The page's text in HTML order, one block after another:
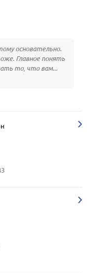
основательно.
Главное понять
то, что вам...